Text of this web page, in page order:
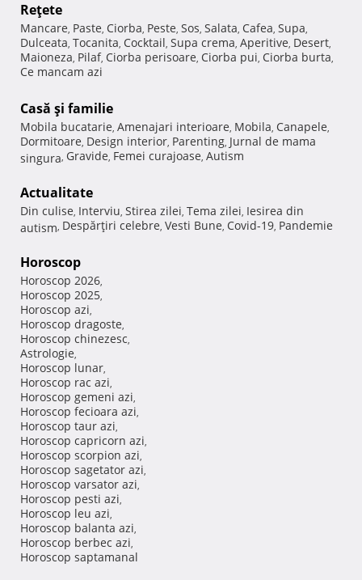
Reţete
Mancare, Paste, Ciorba, Peste, Sos, Salata, Cafea, Supa,
Dulceata, Tocanita, Cocktail, Supa crema, Aperitive, Desert,
Maioneza, Pilaf, Ciorba perisoare, Ciorba pui, Ciorba burta,
Ce mancam azi
Casă şi familie
Mobila bucatarie, Amenajari interioare, Mobila, Canapele,
Dormitoare, Design interior, Parenting, Jurnal de mama
singura, Gravide, Femei curajoase, Autism
Actualitate
Din culise, Interviu, Stirea zilei, Tema zilei, Iesirea din
autism, Despărţiri celebre, Vesti Bune, Covid-19, Pandemie
Horoscop
Horoscop 2026,
Horoscop 2025,
Horoscop azi,
Horoscop dragoste,
Horoscop chinezesc,
Astrologie,
Horoscop lunar,
Horoscop rac azi,
Horoscop gemeni azi,
Horoscop fecioara azi,
Horoscop taur azi,
Horoscop capricorn azi,
Horoscop scorpion azi,
Horoscop sagetator azi,
Horoscop varsator azi,
Horoscop pesti azi,
Horoscop leu azi,
Horoscop balanta azi,
Horoscop berbec azi,
Horoscop saptamanal